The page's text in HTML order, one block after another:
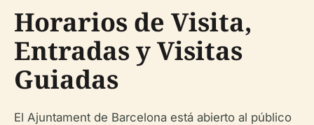
Horarios de Visita,
Entradas y Visitas
Guiadas
El Ajuntament de Barcelona está abierto al público